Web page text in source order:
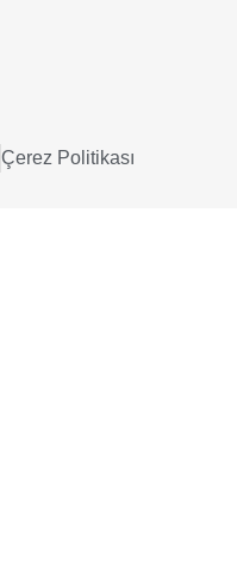
Çerez Politikası